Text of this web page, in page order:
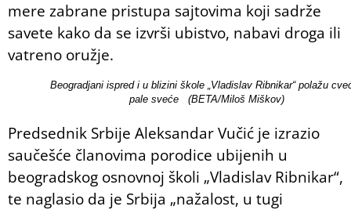
mere zabrane pristupa sajtovima koji sadrže
savete kako da se izvrši ubistvo, nabavi droga ili
vatreno oružje.
Beogradjani ispred i u blizini škole „Vladislav Ribnikar“ polažu
pale sveće (BETA/Miloš Miškov)
Predsednik Srbije Aleksandar Vučić je izrazio
saučešće članovima porodice ubijenih u
beogradskog osnovnoj školi „Vladislav Ribnikar“,
te naglasio da je Srbija „nažalost, u tugi